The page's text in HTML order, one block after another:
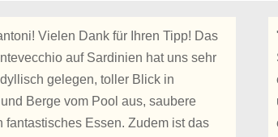
Vielen Dank für Ihren Tipp! Das
auf Sardinien hat uns sehr
gelegen, toller Blick in
Berge vom Pool aus, saubere
fantastisches Essen. Zudem ist das